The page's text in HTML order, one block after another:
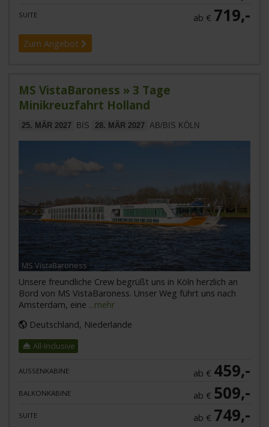
SUITE ab € 719,-
Zum Angebot
MS VistaBaroness » 3 Tage
Minikreuzfahrt Holland
25. MÄR 2027 BIS 28. MÄR 2027 AB/BIS KÖLN
MS VistaBaroness
Unsere freundliche Crew begrüßt uns in Köln herzlich an
Bord von MS VistaBaroness. Unser Weg führt uns nach
Amsterdam, eine ...mehr
Deutschland, Niederlande
All-Inclusive
AUSSENKABINE ab € 459,-
BALKONKABINE ab € 509,-
SUITE ab € 749,-